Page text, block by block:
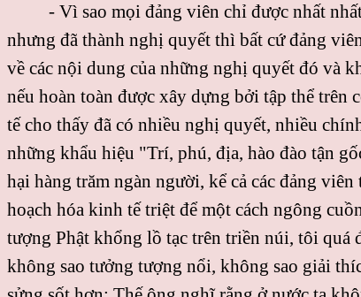
- Vì sao mọi đảng viên chỉ được nhất
nhưng đã thành nghị quyết thì bất cứ đảng
về các nội dung của những nghị quyết đó và
nếu hoàn toàn được xây dựng bởi tập thể trên
tế cho thấy đã có nhiều nghị quyết, nhiều
những khẩu hiệu "Trí, phú, địa, hào đào tận
hại hàng trăm ngàn người, kể cả các đảng
hoạch hóa kinh tế triệt để một cách ngông
tượng Phật khổng lồ tạc trên triền núi, tôi quá
không sao tưởng tượng nổi, không sao giải